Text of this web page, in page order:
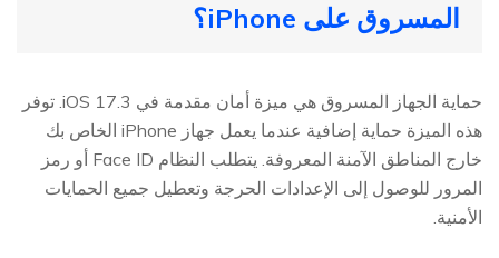
المسروق على iPhone؟
حماية الجهاز المسروق هي ميزة أمان مقدمة في iOS 17.3. توفر
هذه الميزة حماية إضافية عندما يعمل جهاز iPhone الخاص بك
خارج المناطق الآمنة المعروفة. يتطلب النظام Face ID أو رمز
المرور للوصول إلى الإعدادات الحرجة وتعطيل جميع الحمايات
الأمنية.